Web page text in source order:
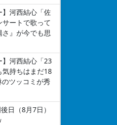
】河西結心「佐
ートで歌って
』が今でも思
】河西結心「23
気持ちはまだ18
ツッコミが秀
日（8月7日）